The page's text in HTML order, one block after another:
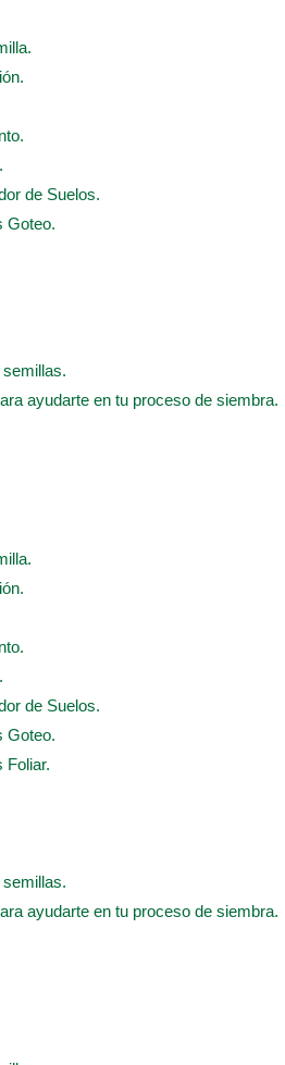
de Suelos.
Goteo.
ayudarte en tu proceso de siembra.
de Suelos.
Goteo.
Foliar.
ayudarte en tu proceso de siembra.